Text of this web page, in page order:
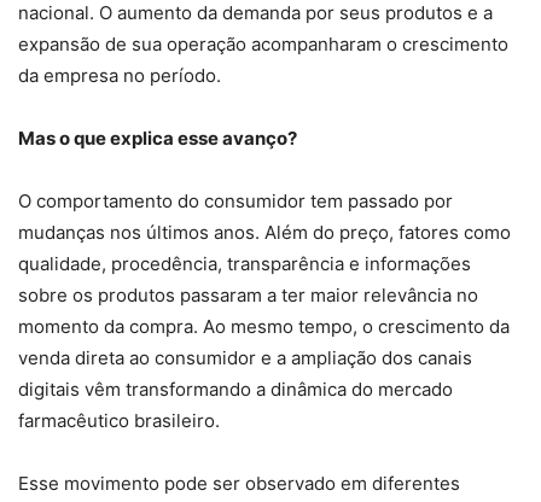
nacional. O aumento da demanda por seus produtos e a
expansão de sua operação acompanharam o crescimento
da empresa no período.
Mas o que explica esse avanço?
O comportamento do consumidor tem passado por
mudanças nos últimos anos. Além do preço, fatores como
qualidade, procedência, transparência e informações
sobre os produtos passaram a ter maior relevância no
momento da compra. Ao mesmo tempo, o crescimento da
venda direta ao consumidor e a ampliação dos canais
digitais vêm transformando a dinâmica do mercado
farmacêutico brasileiro.
Esse movimento pode ser observado em diferentes